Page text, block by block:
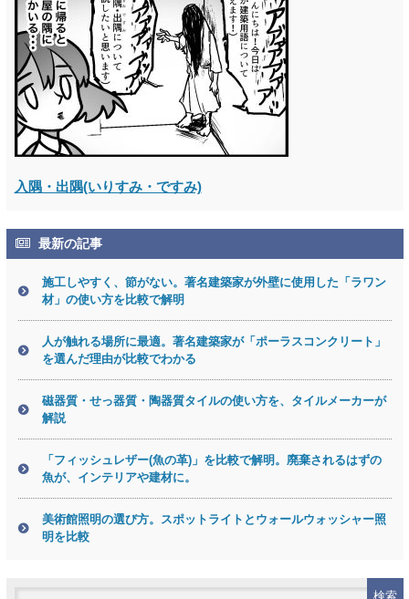
入隅・出隅(いりすみ・ですみ)
最新の記事
施工しやすく、節がない。著名建築家が外壁に使用した「ラワン
材」の使い方を比較で解明
人が触れる場所に最適。著名建築家が「ポーラスコンクリート」
を選んだ理由が比較でわかる
磁器質・せっ器質・陶器質タイルの使い方を、タイルメーカーが
解説
「フィッシュレザー(魚の革)」を比較で解明。廃棄されるはずの
魚が、インテリアや建材に。
美術館照明の選び方。スポットライトとウォールウォッシャー照
明を比較